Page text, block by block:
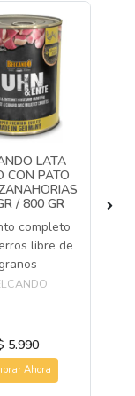
LATA
CON PATO
/ 800 GR
completo
libre de
granos
5.990
Ahora